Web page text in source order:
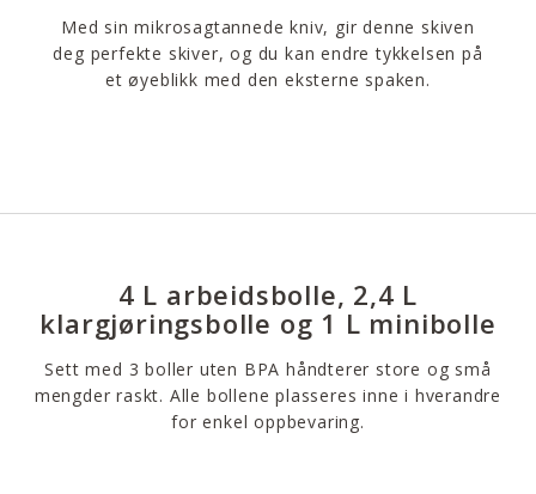
Med sin mikrosagtannede kniv, gir denne skiven
deg perfekte skiver, og du kan endre tykkelsen på
et øyeblikk med den eksterne spaken.
4 L arbeidsbolle, 2,4 L
klargjøringsbolle og 1 L minibolle
Sett med 3 boller uten BPA håndterer store og små
mengder raskt. Alle bollene plasseres inne i hverandre
for enkel oppbevaring.